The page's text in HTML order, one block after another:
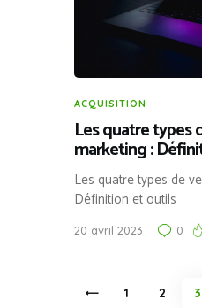
ACQUISITION
Les quatre types
marketing :
Les quatre types de
Définition et outils
20 avril 2023 0
Pagination
PAGE
1 PAGE
2 3